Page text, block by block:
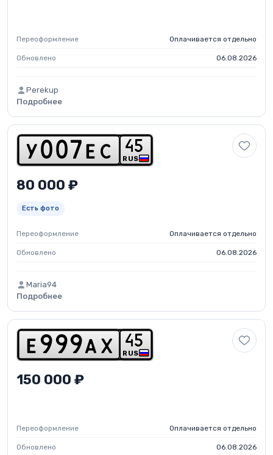
Переоформление Оплачивается отдельно
Обновлено 06.08.2026
Perekup
Подробнее
y 0 0 7 e c RUS
45
80 000 ₽
Есть фото
Переоформление Оплачивается отдельно
Обновлено 06.08.2026
Maria94
Подробнее
e 9 9 9 a x RUS
45
150 000 ₽
Переоформление Оплачивается отдельно
Обновлено 06.08.2026